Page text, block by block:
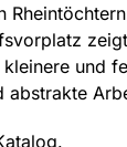
und
abstrakte